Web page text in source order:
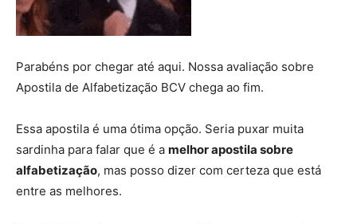
Parabéns por chegar até aqui. Nossa avaliação sobre
Apostila de Alfabetização BCV chega ao fim.
Essa apostila é uma ótima opção. Seria puxar muita
sardinha para falar que é a melhor apostila sobre
alfabetização, mas posso dizer com certeza que está
entre as melhores.